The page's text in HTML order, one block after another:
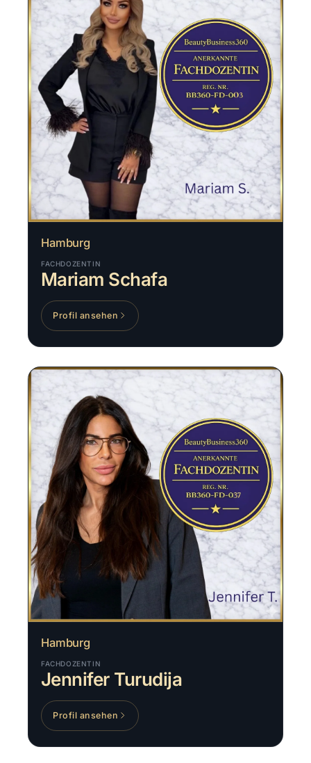
Hamburg
FACHDOZENTIN
Mariam Schafa
Profil ansehen
Hamburg
FACHDOZENTIN
Jennifer Turudija
Profil ansehen